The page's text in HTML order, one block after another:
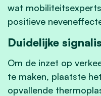
wat
positieve
Duidelijke
Om de inzet op
te maken, plaatste
opvallende